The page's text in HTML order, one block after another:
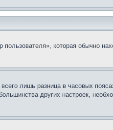
которая обычно
лишь разница в часовых
других настроек,